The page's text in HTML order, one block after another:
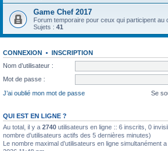
Game Chef 2017
Forum temporaire pour ceux qui participent au
Sujets : 41
CONNEXION • INSCRIPTION
Nom d’utilisateur :
Mot de passe :
J’ai oublié mon mot de passe
Se
QUI EST EN LIGNE ?
Au total, il y a 2740 utilisateurs en ligne :: 6 inscrits, 0
nombre d’utilisateurs actifs des 5 dernières minutes)
Le nombre maximal d’utilisateurs en ligne simultanément